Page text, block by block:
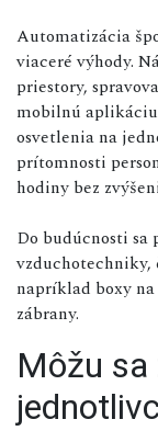
Automatizácia
viaceré výhody.
priestory,
mobilnú
osvetlenia na
prítomnosti
hodiny bez
Do budúcnosti sa
napríklad boxy
zábrany.
Môžu